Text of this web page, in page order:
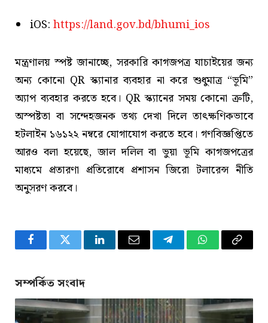
iOS: https://land.gov.bd/bhumi_ios
মন্ত্রণালয় স্পষ্ট জানাচ্ছে, সরকারি কাগজপত্র যাচাইয়ের জন্য
অন্য কোনো QR স্ক্যানার ব্যবহার না করে শুধুমাত্র “ভূমি”
অ্যাপ ব্যবহার করতে হবে। QR স্ক্যানের সময় কোনো ত্রুটি,
অস্পষ্টতা বা সন্দেহজনক তথ্য দেখা দিলে তাৎক্ষণিকভাবে
হটলাইন ১৬১২২ নম্বরে যোগাযোগ করতে হবে। গণবিজ্ঞপ্তিতে
আরও বলা হয়েছে, জাল দলিল বা ভুয়া ভূমি কাগজপত্রের
মাধ্যমে প্রতারণা প্রতিরোধে প্রশাসন জিরো টলারেন্স নীতি
অনুসরণ করবে।
FacebookTwitter LinkedInEmail TelegramWhatsApp
Copy
সম্পর্কিত সংবাদ